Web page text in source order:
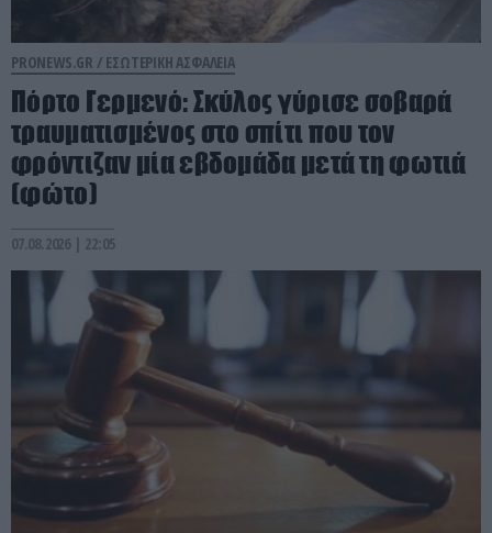
PRONEWS.GR / ΕΣΩΤΕΡΙΚΗ ΑΣΦΑΛΕΙΑ
Πόρτο Γερμενό: Σκύλος γύρισε σοβαρά
τραυματισμένος στο σπίτι που τον
φρόντιζαν μία εβδομάδα μετά τη φωτιά
(φώτο)
07.08.2026 | 22:05